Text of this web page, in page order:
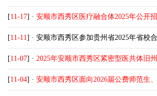
[11-17] · 安顺市西秀区医疗融合体2025年公开
[11-11] · 安顺市西秀区参加贵州省2025年省校
[11-07] · 2025年安顺市西秀区紧密型医共体旧
[11-04] · 安顺市西秀区面向2026届公费师范生